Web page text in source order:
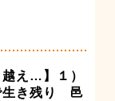
越え…】１）
生き残り 邑